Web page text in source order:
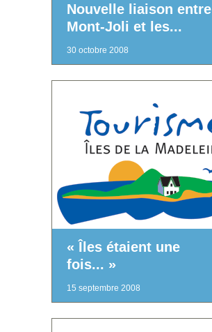
Nouvelle liaison entre
Mont-Joli et les...
30 octobre 2008
« Îles étaient une
fois... »
15 septembre 2008